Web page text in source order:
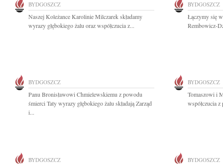
BYDGOSZCZ
Naszej Koleżance Karolinie Milczarek składamy
wyrazy głębokiego żalu oraz współczucia z...
BYDGOSZCZ
Łączymy się
Rembowicz-
BYDGOSZCZ
Panu Bronisławowi Chmielewskiemu z powodu
śmierci Taty wyrazy głębokiego żalu składają Zarząd
i...
BYDGOSZCZ
Tomaszowi i
współczucia
BYDGOSZCZ BYDGOSZCZ